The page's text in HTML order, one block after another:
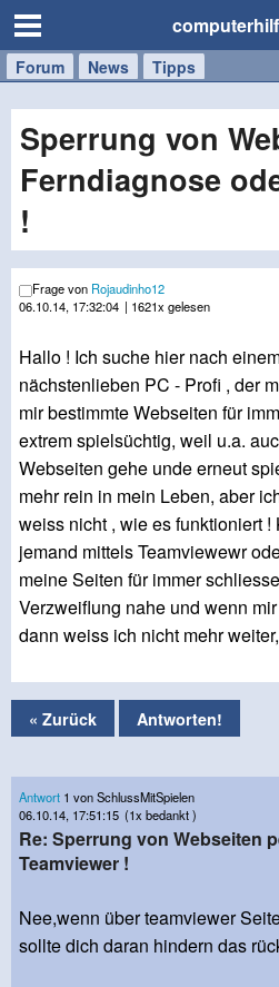
Forum News Tipps
Handy
Tablet
Windows
Mac
Sperrung von
Ferndiagnose
!
Frage von Rojaudinho12
06.10.14, 17:32:04 | 1621x gelesen
Hallo ! Ich suche hier nach
nächstenlieben PC - Profi , der
mir bestimmte Webseiten für
extrem spielsüchtig, weil u.a.
Webseiten gehe unde erneut
mehr rein in mein Leben, aber
weiss nicht , wie es funktioniert !
jemand mittels Teamviewewr
meine Seiten für immer
Verzweiflung nahe und wenn
dann weiss ich nicht mehr
« Zurück Antworten!
Antwort 1 von SchlussMitSpielen
06.10.14, 17:51:15 (1x bedankt )
Re: Sperrung von Webseiten
Teamviewer !
Nee,wenn über teamviewer
sollte dich daran hindern das